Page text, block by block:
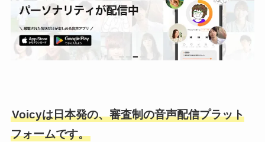
Voicyは日本発の、審査制の音声配信プラット
フォームです。